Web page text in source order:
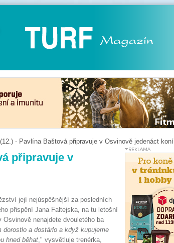
- Pavlína Baštová připravuje v Osvinově jedenáct koní
připravuje v
její nejúspěšnější za posledních
přispění Jana Faltejska, na tu letošní
nenajdete dvouletého ba
dorostlo a dostárlo a když kupujeme
hned běhat," vysvětluje trenérka,